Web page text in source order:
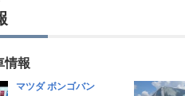
情報
マツダ ボンゴバン